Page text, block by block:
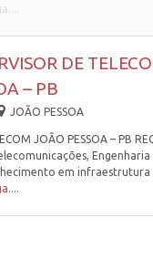
DE
– PB
JOÃO PESSOA
JOÃO PESSOA – PB
em